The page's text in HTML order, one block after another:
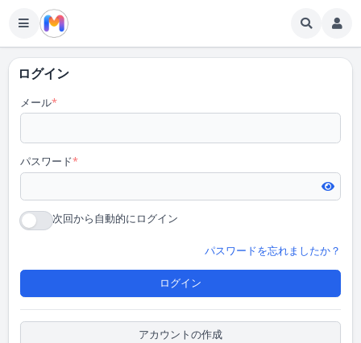
ログイン
メール*
パスワード*
次回から自動的にログイン
パスワードを忘れましたか？
ログイン
アカウントの作成